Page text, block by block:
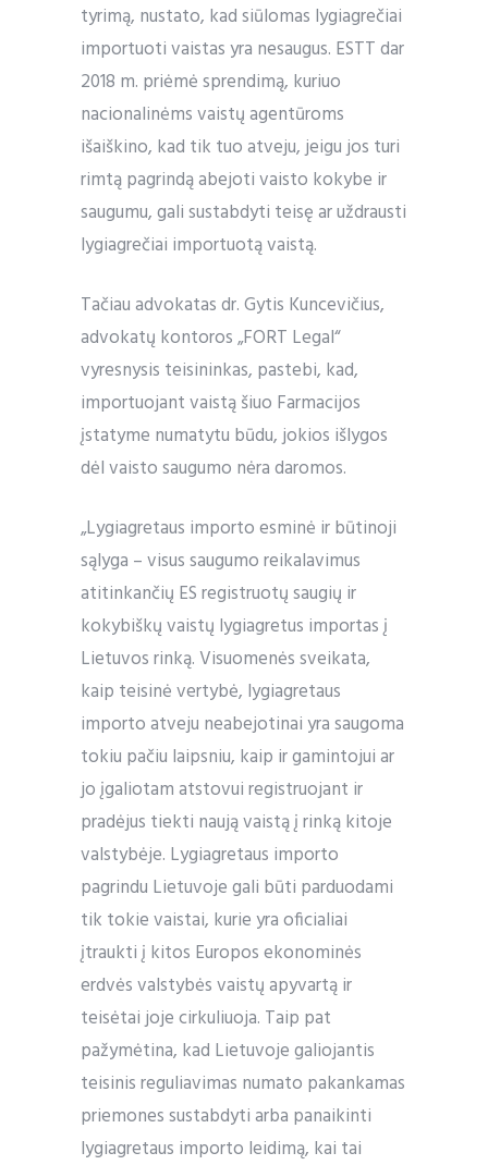
tyrimą, nustato, kad siūlomas lygiagrečiai
importuoti vaistas yra nesaugus. ESTT dar
2018 m. priėmė sprendimą, kuriuo
nacionalinėms vaistų agentūroms
išaiškino, kad tik tuo atveju, jeigu jos turi
rimtą pagrindą abejoti vaisto kokybe ir
saugumu, gali sustabdyti teisę ar uždrausti
lygiagrečiai importuotą vaistą.
Tačiau advokatas dr. Gytis Kuncevičius,
advokatų kontoros „FORT Legal“
vyresnysis teisininkas, pastebi, kad,
importuojant vaistą šiuo Farmacijos
įstatyme numatytu būdu, jokios išlygos
dėl vaisto saugumo nėra daromos.
„Lygiagretaus importo esminė ir būtinoji
sąlyga – visus saugumo reikalavimus
atitinkančių ES registruotų saugių ir
kokybiškų vaistų lygiagretus importas į
Lietuvos rinką. Visuomenės sveikata,
kaip teisinė vertybė, lygiagretaus
importo atveju neabejotinai yra saugoma
tokiu pačiu laipsniu, kaip ir gamintojui ar
jo įgaliotam atstovui registruojant ir
pradėjus tiekti naują vaistą į rinką kitoje
valstybėje. Lygiagretaus importo
pagrindu Lietuvoje gali būti parduodami
tik tokie vaistai, kurie yra oficialiai
įtraukti į kitos Europos ekonominės
erdvės valstybės vaistų apyvartą ir
teisėtai joje cirkuliuoja. Taip pat
pažymėtina, kad Lietuvoje galiojantis
teisinis reguliavimas numato pakankamas
priemones sustabdyti arba panaikinti
lygiagretaus importo leidimą, kai tai